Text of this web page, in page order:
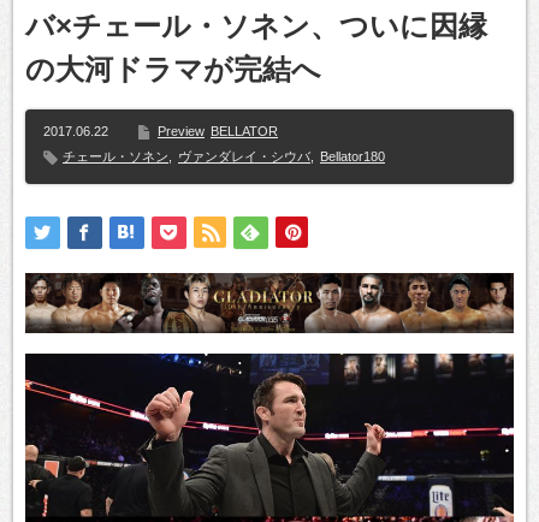
バ×チェール・ソネン、ついに因縁
の大河ドラマが完結へ
2017.06.22 Preview BELLATOR
チェール・ソネン
ヴァンダレイ・シウバ Bellator180